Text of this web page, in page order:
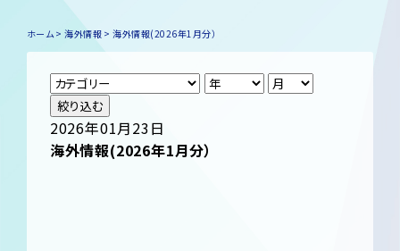
ホーム 海外情報 海外情報(2026年1月分）
絞り込む
2026年01月23日
海外情報(2026年1月分）